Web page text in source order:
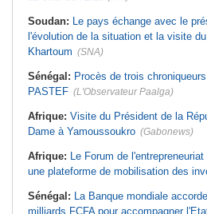
Soudan: Le pays échange avec le
l'évolution de la situation et la visite
Khartoum (SNA)
Sénégal: Procès de trois
PASTEF (L'Observateur Paalga)
Afrique: Visite du Président de la
Dame à Yamoussoukro (Gabonews)
Afrique: Le Forum de
une plateforme de mobilisation des
Sénégal: La Banque mondiale
milliards FCFA pour accompagner